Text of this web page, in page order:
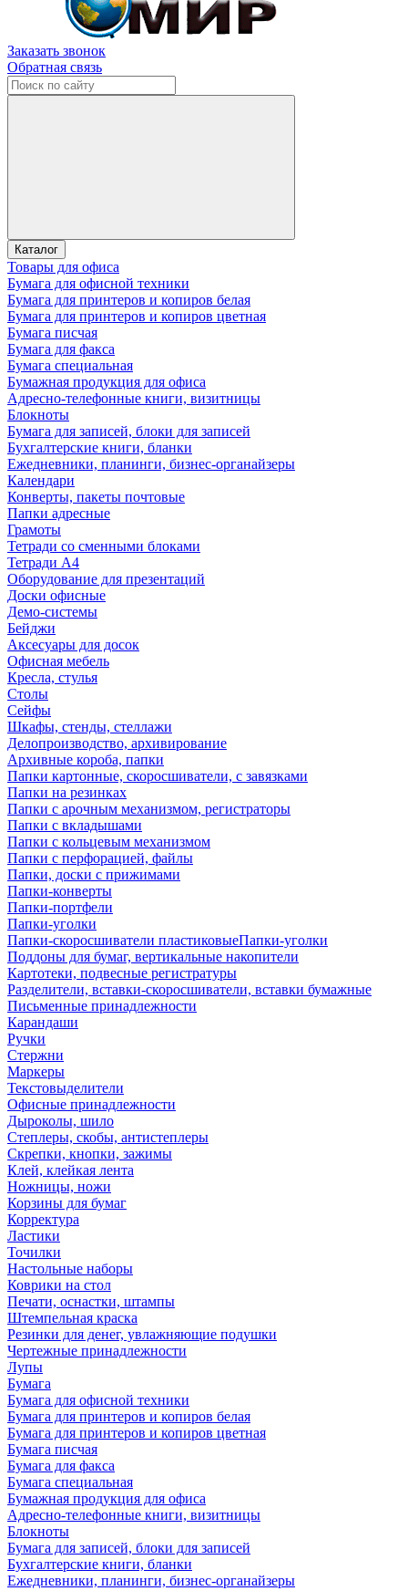
Заказать звонок
Обратная связь
Каталог
Товары для офиса
Бумага для офисной техники
Бумага для принтеров и копиров белая
Бумага для принтеров и копиров цветная
Бумага писчая
Бумага для факса
Бумага специальная
Бумажная продукция для офиса
Адресно-телефонные книги, визитницы
Блокноты
Бумага для записей, блоки для записей
Бухгалтерские книги, бланки
Ежедневники, планинги, бизнес-органайзеры
Календари
Конверты, пакеты почтовые
Папки адресные
Грамоты
Тетради со сменными блоками
Тетради А4
Оборудование для презентаций
Доски офисные
Демо-системы
Бейджи
Аксесуары для досок
Офисная мебель
Кресла, стулья
Столы
Сейфы
Шкафы, стенды, стеллажи
Делопроизводство, архивирование
Архивные короба, папки
Папки картонные, скоросшиватели, с завязками
Папки на резинках
Папки с арочным механизмом, регистраторы
Папки с вкладышами
Папки с кольцевым механизмом
Папки с перфорацией, файлы
Папки, доски с прижимами
Папки-конверты
Папки-портфели
Папки-уголки
Папки-скоросшиватели пластиковыеПапки-уголки
Поддоны для бумаг, вертикальные накопители
Картотеки, подвесные регистратуры
Разделители, вставки-скоросшиватели, вставки бумажные
Письменные принадлежности
Карандаши
Ручки
Стержни
Маркеры
Текстовыделители
Офисные принадлежности
Дыроколы, шило
Степлеры, скобы, антистеплеры
Скрепки, кнопки, зажимы
Клей, клейкая лента
Ножницы, ножи
Корзины для бумаг
Корректура
Ластики
Точилки
Настольные наборы
Коврики на стол
Печати, оснастки, штампы
Штемпельная краска
Резинки для денег, увлажняющие подушки
Чертежные принадлежности
Лупы
Бумага
Бумага для офисной техники
Бумага для принтеров и копиров белая
Бумага для принтеров и копиров цветная
Бумага писчая
Бумага для факса
Бумага специальная
Бумажная продукция для офиса
Адресно-телефонные книги, визитницы
Блокноты
Бумага для записей, блоки для записей
Бухгалтерские книги, бланки
Ежедневники, планинги, бизнес-органайзеры